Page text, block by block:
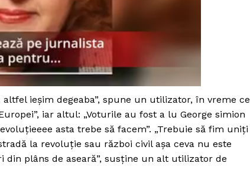
Contact
ieșim degeaba”, spune un utilizator, în vreme ce
iar altul: „Voturile au fost a lu George simion
asta trebe să facem”. „Trebuie să fim uniți
la revoluție sau război civil așa ceva nu este
plâns de aseară”, susține un alt utilizator de